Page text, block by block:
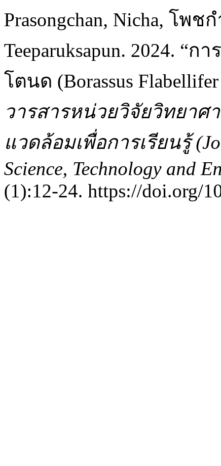
Prasongchan, Nicha, โพ
Teeparuksapun. 2024.
โตนด (Borassus
วารสารหน่วยวิจัยวิทยาศ
แวดล้อมเพื่อการเรียนรู้
Science, Technology and
(1):12-24. https://doi.org/